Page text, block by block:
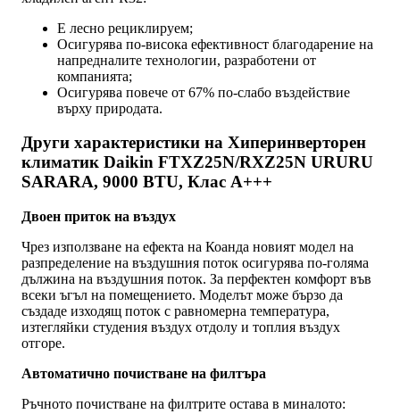
Е лесно рециклируем;
Осигурява по-висока ефективност благодарение на
напредналите технологии, разработени от
компанията;
Осигурява повече от 67% по-слабо въздействие
върху природата.
Други характеристики на Хиперинверторен
климатик Daikin FTXZ25N/RXZ25N URURU
SARARA, 9000 BTU, Клас A+++
Двоен приток на въздух
Чрез използване на ефекта на Коанда новият модел на
разпределение на въздушния поток осигурява по-голяма
дължина на въздушния поток. За перфектен комфорт във
всеки ъгъл на помещението. Моделът може бързо да
създаде изходящ поток с равномерна температура,
изтегляйки студения въздух отдолу и топлия въздух
отгоре.
Автоматично почистване на филтъра
Ръчното почистване на филтрите остава в миналото: